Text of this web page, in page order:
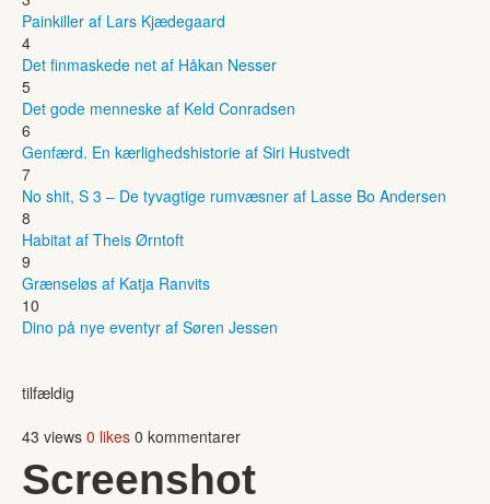
Painkiller af Lars Kjædegaard
4
Det finmaskede net af Håkan Nesser
5
Det gode menneske af Keld Conradsen
6
Genfærd. En kærlighedshistorie af Siri Hustvedt
7
No shit, S 3 – De tyvagtige rumvæsner af Lasse Bo Andersen
8
Habitat af Theis Ørntoft
9
Grænseløs af Katja Ranvits
10
Dino på nye eventyr af Søren Jessen
tilfældig
43 views 0 likes 0 kommentarer
Screenshot